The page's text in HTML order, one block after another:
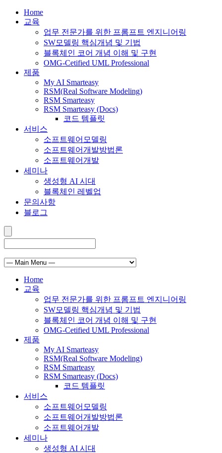
Home
교육
업무 전문가를 위한 프롬프트 엔지니어링
SW모델링 핵심개념 및 기법
블록체인 코어 개념 이해 및 구현
OMG-Cetified UML Professional
제품
My AI Smarteasy
RSM(Real Software Modeling)
RSM Smarteasy
RSM Smarteasy (Docs)
코드 템플릿
서비스
소프트웨어모델링
소프트웨어개발방법론
소프트웨어개발
세미나
생성형 AI 시대
블록체인 레벨업
문의사항
블로그
Home
교육
업무 전문가를 위한 프롬프트 엔지니어링
SW모델링 핵심개념 및 기법
블록체인 코어 개념 이해 및 구현
OMG-Cetified UML Professional
제품
My AI Smarteasy
RSM(Real Software Modeling)
RSM Smarteasy
RSM Smarteasy (Docs)
코드 템플릿
서비스
소프트웨어모델링
소프트웨어개발방법론
소프트웨어개발
세미나
생성형 AI 시대